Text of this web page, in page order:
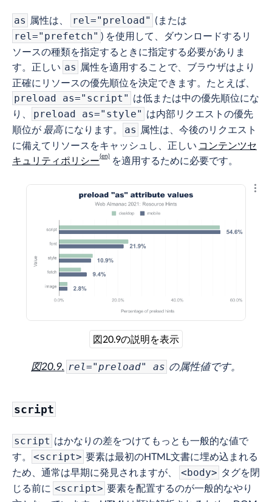
as 属性は、 rel="preload" (または
rel="prefetch" ) を使用して、ダウンロードするリ
ソースの種類を指定するときに指定する必要がありま
す。正しい as 属性を適用することで、ブラウザはより
正確にリソースの優先順位を決定できます。たとえば、
preload as="script" は低または中の優先順位にな
り、
preload as="style" は内部リクエストの優先
順位が 最高になります。 as 属性は、今後のリクエスト
に備えてリソースをキャッシュし、正しい コンテンツセ
キュリティポリシー
を適用するために必要です。
結
図20.9の説明を表示
図20.9. rel="preload" as の属性値です。
script
script はかなりの差をつけてもっとも一般的な値で
す。
<script> 要素は最初のHTML文書に埋め込まれる
ため、通常は早期に発見されますが、
<body> タグを閉
じる前に <script> 要素を配置するのが一般的なやり